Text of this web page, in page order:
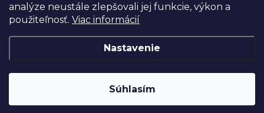
analýze neustále zlepšovali jej funkcie, výkon a
použiteľnosť. Viac informácií
Nastavenie
Súhlasím
Copyright 2024MARROY®. Všetky práva vyhradené.